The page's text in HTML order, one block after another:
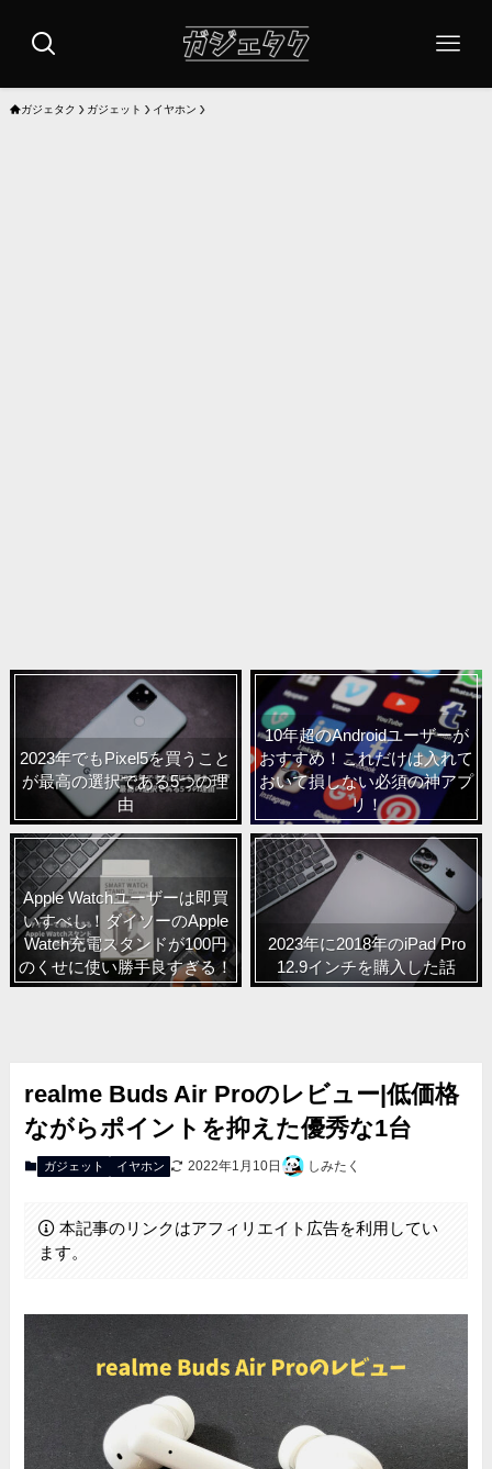
ガジェタク ガジェット イヤホン
2023年でもPixel5を買うこと
が最高の選択である5つの理
由
10年超のAndroidユーザーが
おすすめ！これだけは入れて
おいて損しない必須の神アプ
リ！
Apple Watchユーザーは即買
いすべし！ダイソーのApple
Watch充電スタンドが100円
のくせに使い勝手良すぎる！
2023年に2018年のiPad Pro
12.9インチを購入した話
realme Buds Air Proのレビュー|低価格
ながらポイントを抑えた優秀な1台
ガジェット イヤホン 2022年1月10日 しみたく
本記事のリンクはアフィリエイト広告を利用してい
ます。